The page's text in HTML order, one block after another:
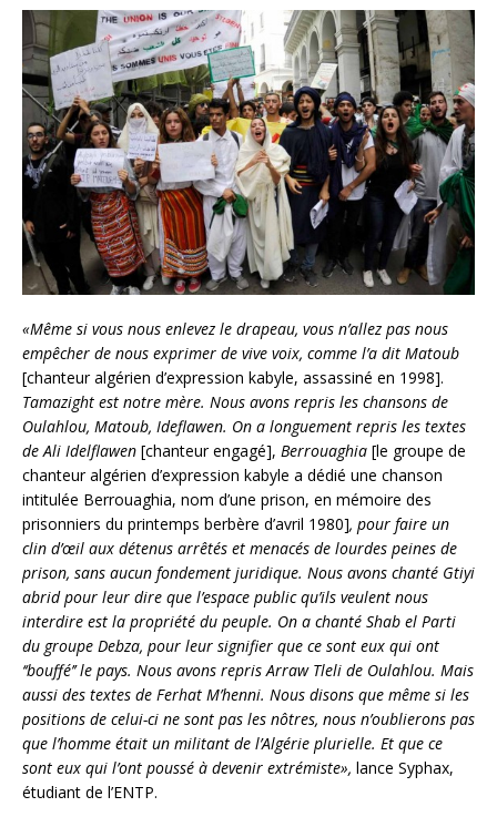
«Même si vous nous enlevez le drapeau, vous n’allez pas nous
empêcher de nous exprimer de vive voix, comme l’a dit Matoub
[chanteur algérien d’expression kabyle, assassiné en 1998].
Tamazight est notre mère. Nous avons repris les chansons de
Oulahlou, Matoub, Ideflawen. On a longuement repris les textes
de Ali Idelflawen [chanteur engagé], Berrouaghia [le groupe de
chanteur algérien d’expression kabyle a dédié une chanson
intitulée Berrouaghia, nom d’une prison, en mémoire des
prisonniers du printemps berbère d’avril 1980], pour faire un
clin d’œil aux détenus arrêtés et menacés de lourdes peines de
prison, sans aucun fondement juridique. Nous avons chanté Gtiyi
abrid pour leur dire que l’espace public qu’ils veulent nous
interdire est la propriété du peuple. On a chanté Shab el Parti
du groupe Debza, pour leur signifier que ce sont eux qui ont
‘‘bouffé’’ le pays. Nous avons repris Arraw Tleli de Oulahlou. Mais
aussi des textes de Ferhat M’henni. Nous disons que même si les
positions de celui-ci ne sont pas les nôtres, nous n’oublierons pas
que l’homme était un militant de l’Algérie plurielle. Et que ce
sont eux qui l’ont poussé à devenir extrémiste», lance Syphax,
étudiant de l’ENTP.